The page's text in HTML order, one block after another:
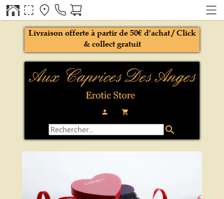
person local_grocery_store
Livraison offerte à partir de 50€ d'achat / Click
& collect gratuit
search